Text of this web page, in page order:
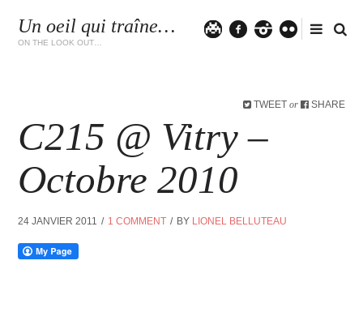
Un oeil qui traîne…
ON THE LOOK OUT…
TWEET or SHARE
C215 @ Vitry –
Octobre 2010
24 JANVIER 2011 1 COMMENT BY LIONEL BELLUTEAU